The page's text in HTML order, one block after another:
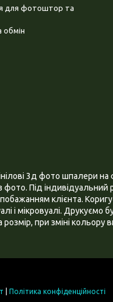
для фотоштор та
обмін
3д фото шпалери на
Під індивідуальний
клієнта.
і мікровуалі. Друкуємо
при зміні
Політика конфіденційності